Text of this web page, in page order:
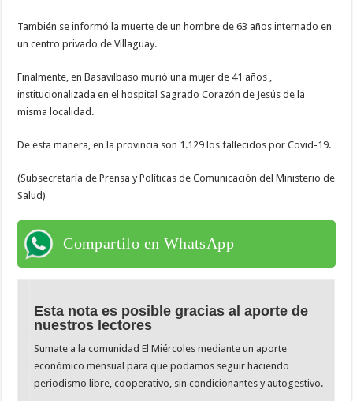
También se informó la muerte de un hombre de 63 años internado en
un centro privado de Villaguay.
Finalmente, en Basavilbaso murió una mujer de 41 años ,
institucionalizada en el hospital Sagrado Corazón de Jesús de la
misma localidad.
De esta manera, en la provincia son 1.129 los fallecidos por Covid-19.
(Subsecretaría de Prensa y Políticas de Comunicación del Ministerio de
Salud)
Compartilo en WhatsApp
Esta nota es posible gracias al aporte de
nuestros lectores
Sumate a la comunidad El Miércoles mediante un aporte
económico mensual para que podamos seguir haciendo
periodismo libre, cooperativo, sin condicionantes y autogestivo.